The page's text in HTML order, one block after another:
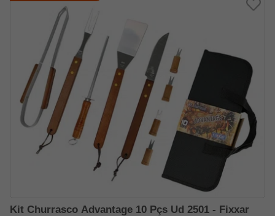
Kit Churrasco Advantage 10 Pçs Ud 2501 - Fixxar